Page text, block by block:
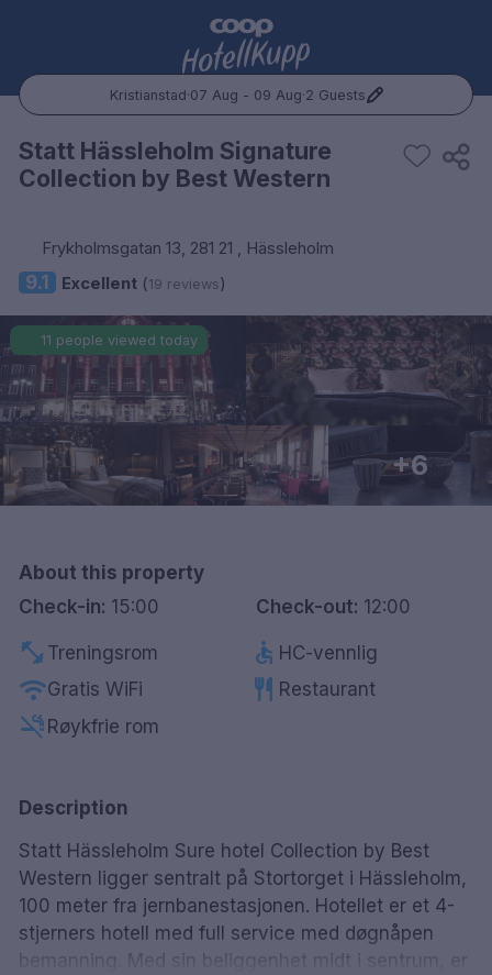
Kristianstad·07 Aug - 09 Aug·2 Guests
Popular Destinations:
Hele Norge
Oslo
Bergen
Trondheim
Hele Sverige
Stockholm
Hele Danmark
Done
Statt Hässleholm Signature
Collection by Best Western
Frykholmsgatan 13, 281 21 , Hässleholm
9.1 Excellent(19 reviews)
11 people viewed today
+6
About this property
Check-in: 15:00 Check-out: 12:00
fitness_center Treningsrom accessible HC-vennlig
wifiGratis WiFi restaurant Restaurant
smoke_free Røykfrie rom
Description
Statt Hässleholm Sure hotel Collection by Best
Western ligger sentralt på Stortorget i Hässleholm,
100 meter fra jernbanestasjonen. Hotellet er et 4-
stjerners hotell med full service med døgnåpen
bemanning. Med sin beliggenhet midt i sentrum, er